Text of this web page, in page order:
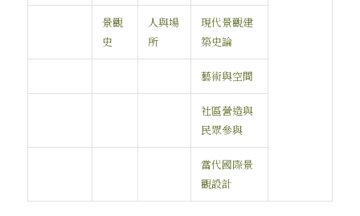
景觀
史
人與場
所
現代景觀建
築史論
藝術與空間
社區營造與
民眾參與
當代國際景
觀設計